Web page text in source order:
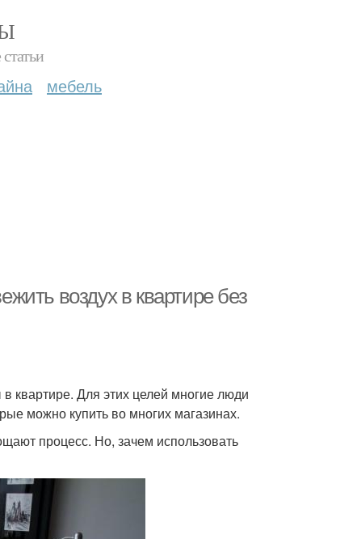
мебель
воздух в квартире без
квартире. Для этих целей многие люди
можно купить во многих магазинах.
процесс. Но, зачем использовать